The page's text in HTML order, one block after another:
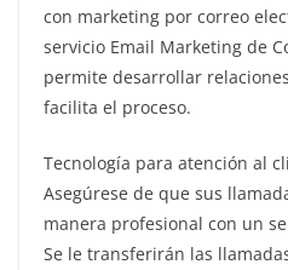
con marketing por correo
servicio Email Marketing de
permite desarrollar
facilita el proceso.
Tecnología para atención al
Asegúrese de que sus
manera profesional con un
Se le transferirán las